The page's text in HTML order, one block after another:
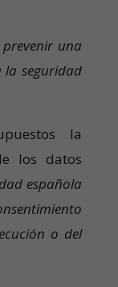
una
la seguridad
la
los datos
española
o del